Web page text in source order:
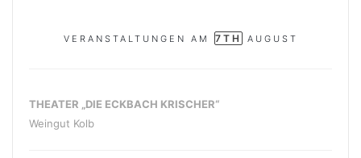
VERANSTALTUNGEN AM 7TH AUGUST
THEATER „DIE ECKBACH KRISCHER“
Weingut Kolb